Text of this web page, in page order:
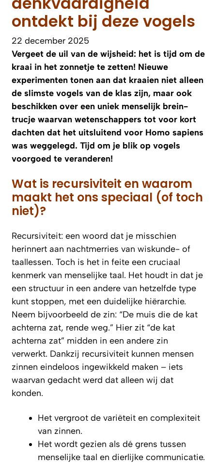
ontdekt bij deze vogels
22 december 2025
Vergeet de uil van de wijsheid: het is tijd om de
kraai in het zonnetje te zetten! Nieuwe
experimenten tonen aan dat kraaien niet alleen
de slimste vogels van de klas zijn, maar ook
beschikken over een uniek menselijk brein-
trucje waarvan wetenschappers tot voor kort
dachten dat het uitsluitend voor Homo sapiens
was weggelegd. Tijd om je blik op vogels
voorgoed te veranderen!
Wat is recursiviteit en waarom
maakt het ons speciaal (of toch
niet)?
Recursiviteit: een woord dat je misschien
herinnert aan nachtmerries van wiskunde- of
taallessen. Toch is het in feite een cruciaal
kenmerk van menselijke taal. Het houdt in dat je
een structuur in een andere van hetzelfde type
kunt stoppen, met een duidelijke hiërarchie.
Neem bijvoorbeeld de zin: “De muis die de kat
achterna zat, rende weg.” Hier zit “de kat
achterna zat” midden in een andere zin
verwerkt. Dankzij recursiviteit kunnen mensen
zinnen eindeloos ingewikkeld maken – iets
waarvan gedacht werd dat alleen wij dat
konden.
Het vergroot de variëteit en complexiteit
van zinnen.
Het wordt gezien als dé grens tussen
menselijke taal en dierlijke communicatie.